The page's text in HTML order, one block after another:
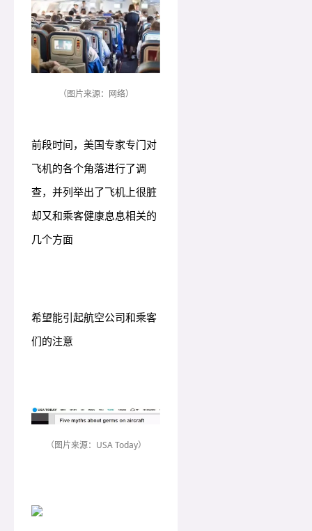
（图片来源：网络）
前段时间，美国专家专门对
飞机的各个角落进行了调
查，并列举出了飞机上很脏
却又和乘客健康息息相关的
几个方面
希望能引起航空公司和乘客
们的注意
（图片来源：USA Today）